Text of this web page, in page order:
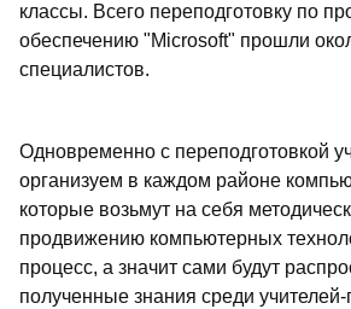
классы. Всего переподготовку по
обеспечению "Microsoft" прошли
специалистов.
Одновременно с переподготовкой
организуем в каждом районе
которые возьмут на себя
продвижению компьютерных
процесс, а значит сами будут
полученные знания среди